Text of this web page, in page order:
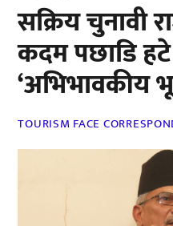
सक्रिय चुनावी
कदम पछाडि हटे
‘अभिभावकीय
TOURISM FACE